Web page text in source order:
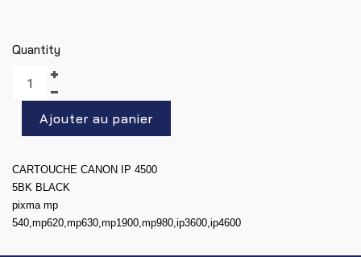
Quantity
CARTOUCHE CANON IP 4500
5BK BLACK
pixma mp
540,mp620,mp630,mp1900,mp980,ip3600,ip4600